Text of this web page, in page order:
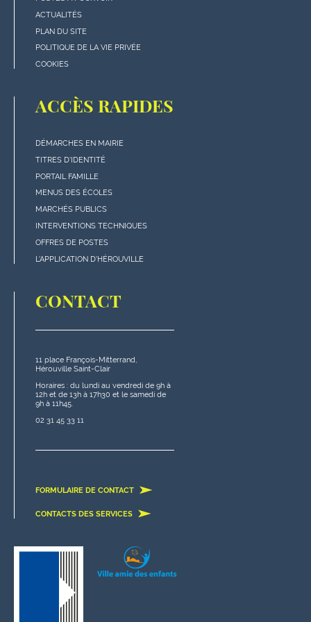
de
page
ACTUALITÉS
PLAN DU SITE
POLITIQUE DE LA VIE PRIVÉE
COOKIES
ACCÈS RAPIDES
Menu
"Accès
rapides"
en
bas
de
page
DÉMARCHES EN MAIRIE
TITRES D'IDENTITÉ
PORTAIL FAMILLE
MENUS DES ÉCOLES
MARCHÉS PUBLICS
INTERVENTIONS TECHNIQUES
OFFRES DE POSTES
L'APPLICATION D'HÉROUVILLE
CONTACT
11 place François-Mitterrand,
Hérouville Saint-Clair
Horaires : du lundi au vendredi de 9h à
12h et de 13h à 17h30 et le samedi de
9h à 11h45.
02 31 45 33 11
FORMULAIRE DE CONTACT
CONTACTS DES SERVICES